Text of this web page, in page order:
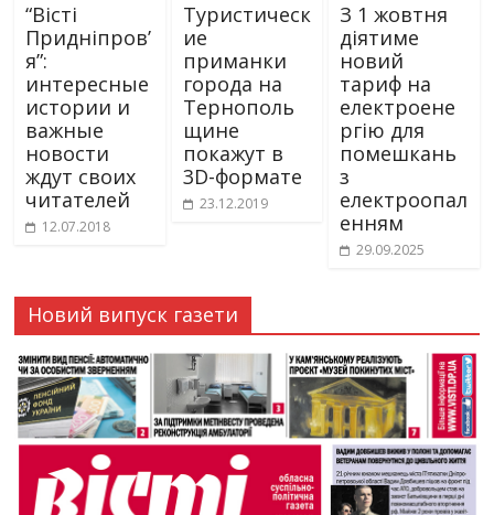
“Вісті
Придніпров’
я”:
интересные
истории и
важные
новости
ждут своих
читателей
12.07.2018
Туристическ
ие
приманки
города на
Тернополь
щине
покажут в
3D-формате
23.12.2019
З 1 жовтня
діятиме
новий
тариф на
електроене
ргію для
помешкань
з
електроопал
енням
29.09.2025
Новий випуск газети